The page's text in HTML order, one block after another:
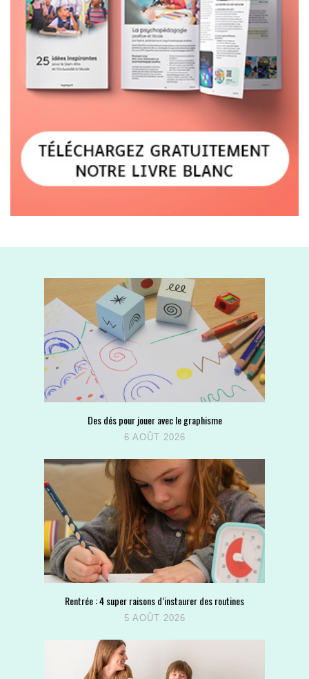
Des dés pour jouer avec le graphisme
6 AOÛT 2026
Rentrée : 4 super raisons d’instaurer des routines
5 AOÛT 2026